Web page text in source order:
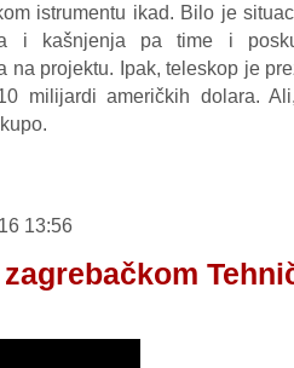
istrumentu ikad. Bilo je
i kašnjenja pa time i
na projektu. Ipak, teleskop je
milijardi američkih dolara.
13:56